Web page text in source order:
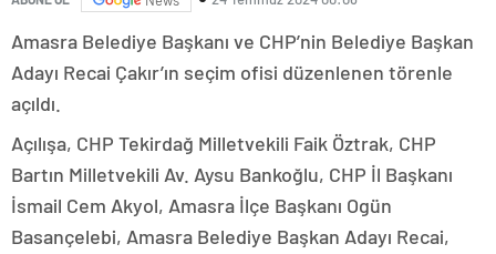
Amasra Belediye Başkanı ve CHP’nin Belediye Başkan
Adayı Recai Çakır’ın seçim ofisi düzenlenen törenle
açıldı.
Açılışa, CHP Tekirdağ Milletvekili Faik Öztrak, CHP
Bartın Milletvekili Av. Aysu Bankoğlu, CHP İl Başkanı
İsmail Cem Akyol, Amasra İlçe Başkanı Ogün
Basançelebi, Amasra Belediye Başkan Adayı Recai,